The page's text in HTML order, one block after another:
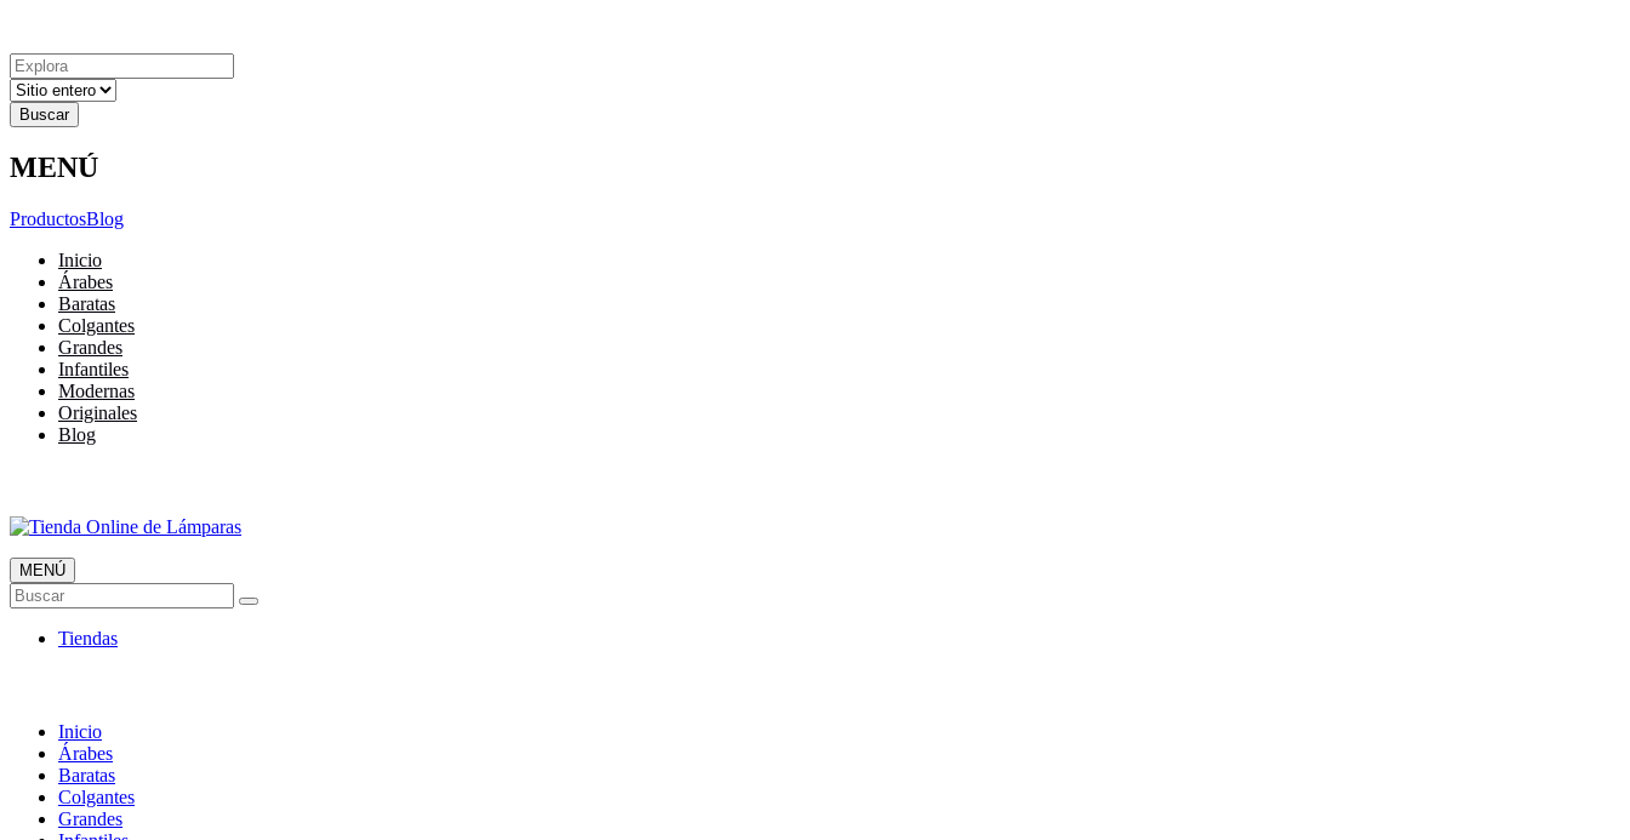
Resultados
para
MENÚ
ProductosBlog
Inicio
Árabes
Baratas
Colgantes
Grandes
Infantiles
Modernas
Originales
Blog
Tienda Online de Lámparas
TOP en Ventas
MENÚ
Buscar
Tiendas
Inicio
Árabes
Baratas
Colgantes
Grandes